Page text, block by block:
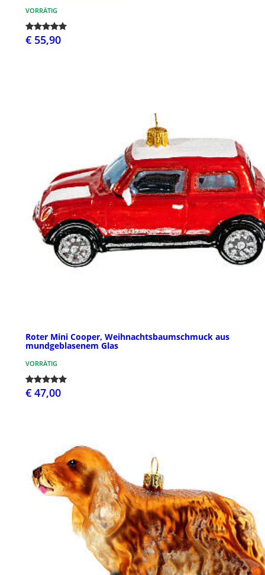
VORRÄTIG
€ 55,90
Roter Mini Cooper, Weihnachtsbaumschmuck aus
mundgeblasenem Glas
VORRÄTIG
€ 47,00